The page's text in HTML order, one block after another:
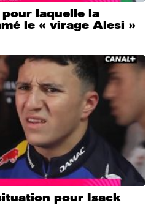
laquelle la
le « virage Alesi »
pour Isack